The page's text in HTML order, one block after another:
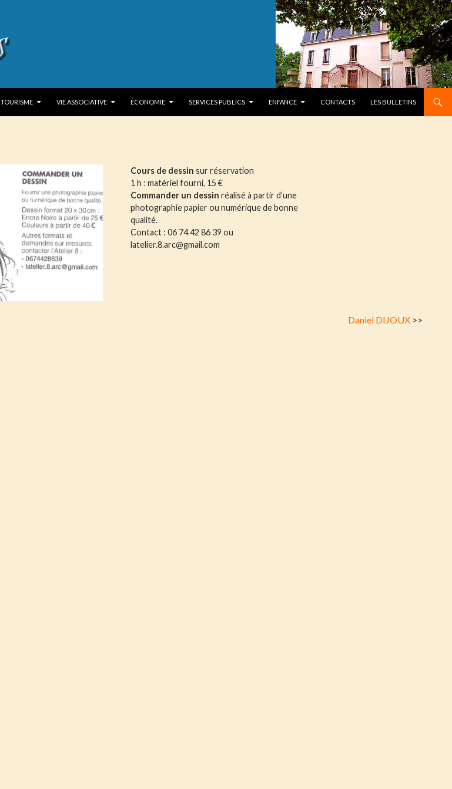
TOURISME VIE ASSOCIATIVE ÉCONOMIE SERVICES PUBLICS ENFANCE CONTACTS LES BULLETINS
Cours de dessin sur réservation
1 h : matériel fourni, 15 €
Commander un dessin réalisé à partir d’une
photographie papier ou numérique de bonne
qualité.
Contact : 06 74 42 86 39 ou
latelier.8.arc@gmail.com
Daniel DIJOUX >>